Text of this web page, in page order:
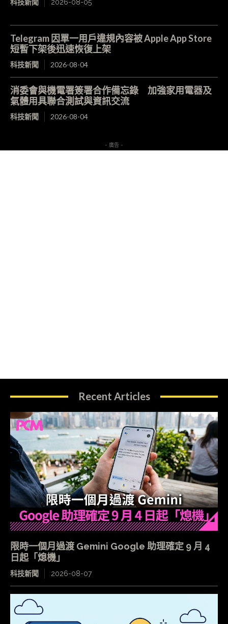
科技新聞 2026-08-05
Telegram 因單一用戶違規內容被 Apple App Store
短暫下架後迅速恢復上架
科技新聞 2026-08-04
消委會與機電署簽署合作備忘錄 加強家用電器及
氣體用具聯合測試與資訊交流
科技新聞 2026-08-04
- 廣告 -
Recent Articles
限時一個月過渡 Gemini Google 助理確定 9 月 4
日起「熄機」
科技新聞 2026-08-07